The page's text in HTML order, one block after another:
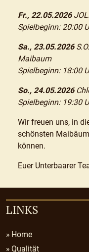
Fr., 22.05.2026
Spielbeginn: 20:00
Sa., 23.05.2026
Maibaum
Spielbeginn: 18:00
So., 24.05.2026
Spielbeginn: 19:30
Wir freuen uns, in
schönsten
können.
Euer Unterbaarer
LINKS
Home
Qualität